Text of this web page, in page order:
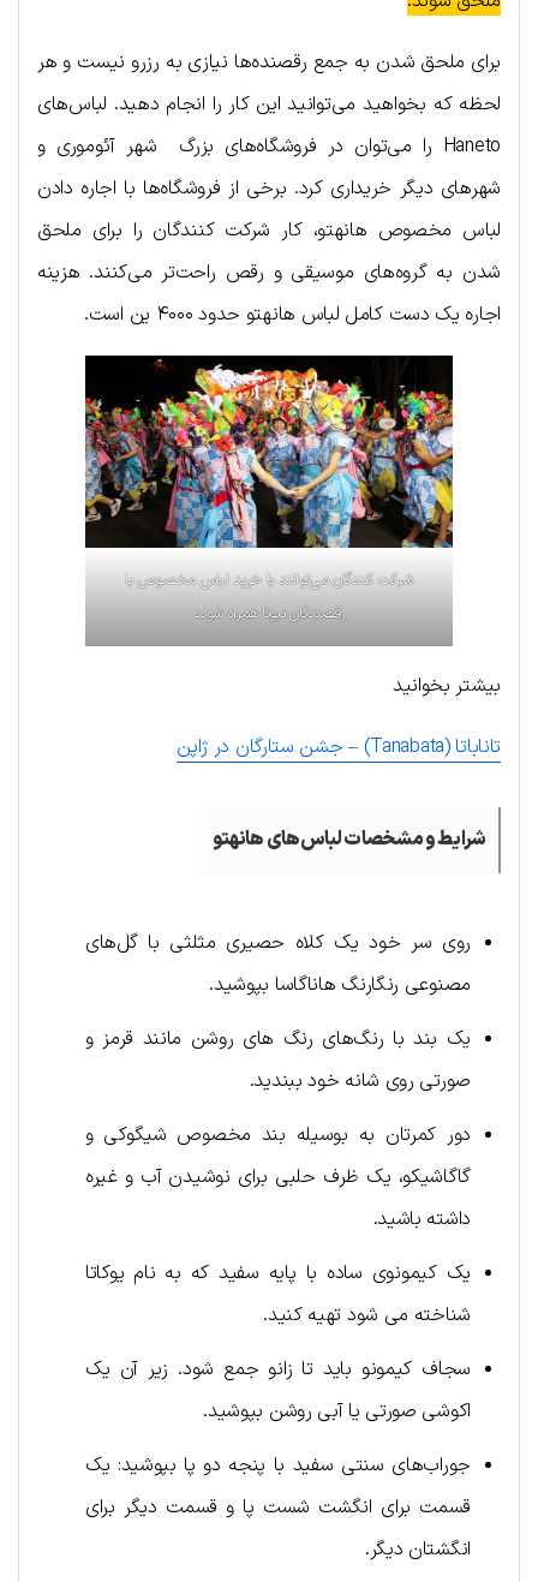
برای ملحق شدن به جمع رقصنده‌ها نیازی به رزرو نیست و هر
لحظه که بخواهید می‌توانید این کار را انجام دهید. لباس‌های
Haneto را می‌توان در فروشگاه‌های بزرگ شهر آئوموری و
شهرهای دیگر خریداری کرد. برخی از فروشگاه‌ها با اجاره دادن
لباس مخصوص هانهتو، کار شرکت کنندگان را برای ملحق
شدن به گروه‌های موسیقی و رقص راحت‌تر می‌کنند. هزینه
اجاره یک دست کامل لباس هانهتو حدود ۴۰۰۰ ین است.
شرکت کنندگان می‌توانند با خرید لباس مخصوص با
رقصندگان نبوتا همراه شوند
بیشتر بخوانید
تاناباتا (Tanabata) – جشن ستارگان در ژاپن
شرایط و مشخصات لباس‌های هانهتو
روی سر خود یک کلاه حصیری مثلثی با گل‌های
مصنوعی رنگارنگ هاناگاسا بپوشید.
یک بند با رنگ‌های رنگ های روشن مانند قرمز و
صورتی روی شانه خود ببندید.
دور کمرتان به بوسیله بند مخصوص شیگوکی و
گاگاشیکو، یک ظرف حلبی برای نوشیدن آب و غیره
داشته باشید.
یک کیمونوی ساده با پایه سفید که به نام یوکاتا
شناخته می شود تهیه کنید.
سجاف کیمونو باید تا زانو جمع شود. زیر آن یک
اکوشی صورتی یا آبی روشن بپوشید.
جوراب‌های سنتی سفید با پنجه دو پا بپوشید: یک
قسمت برای انگشت شست پا و قسمت دیگر برای
انگشتان دیگر.